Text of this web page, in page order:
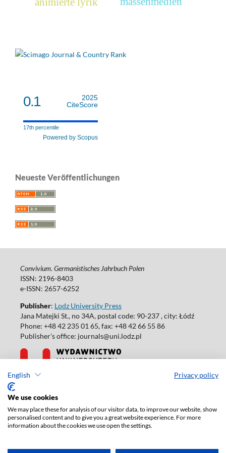
English Privacy policy
We use cookies
We may place these for analysis of our visitor data, to improve our website, show
personalised content and to give you a great website experience. For more
information about the cookies we use open the settings.
0.1
2025
CiteScore
17th percentile
Powered by Scopus
Neueste Veröffentlichungen
Convivium. Germanistisches Jahrbuch Polen
ISSN: 2196-8403
e-ISSN: 2657-6252
Publisher: Lodz University Press
Jana Matejki St., no 34A, postal code: 90-237 , city: Łódź
Phone: +48 42 235 01 65, fax: +48 42 66 55 86
Publisher's office: journals@uni.lodz.pl